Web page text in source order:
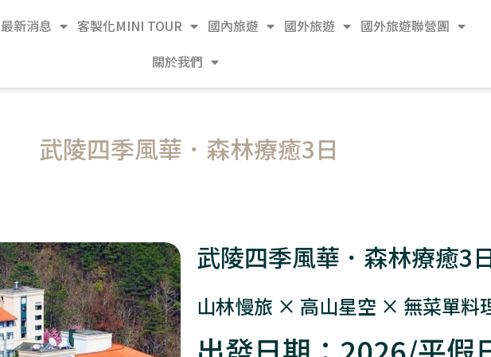
最新消息 客製化MINI TOUR 國內旅遊 國外旅遊
國外旅遊聯營團
關於我們
武陵四季風華．森林療癒3日
武陵四季風華．森林療癒3
山林慢旅 × 高山星空 × 無菜單料